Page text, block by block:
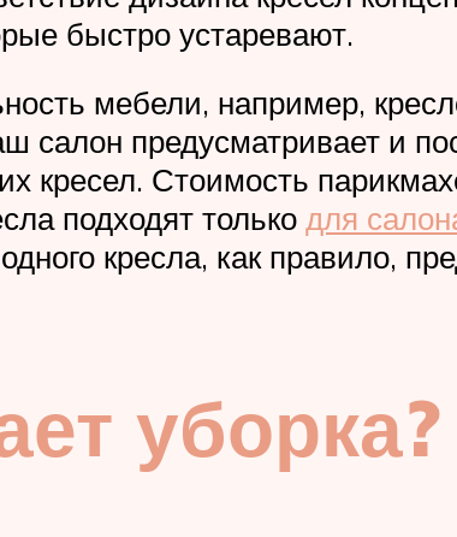
быстро устаревают.
мебели, например,
салон предусматривает и
кресел. Стоимость
подходят только для
кресла, как правило,
уборка?